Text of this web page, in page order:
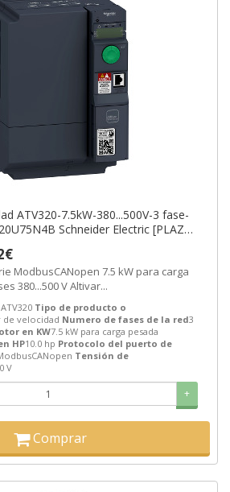
ATV320-7.5kW-380...500V-3 fase-
Schneider Electric [PLAZO
ModbusCANopen 7.5 kW para carga
pesada 10.0 hp 3 fases 380...500 V Altivar...
Tipo de producto o
de velocidad Numero de fases de la red3
en KW7.5 kW para carga pesada
HP10.0 hp Protocolo del puerto de
Tensión de
V
+
Comprar